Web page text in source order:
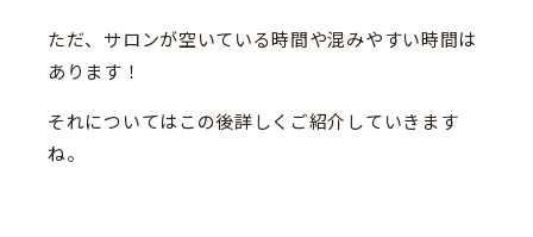
ただ、サロンが空いている時間や混みやすい時間は
あります！
それについてはこの後詳しくご紹介していきます
ね。